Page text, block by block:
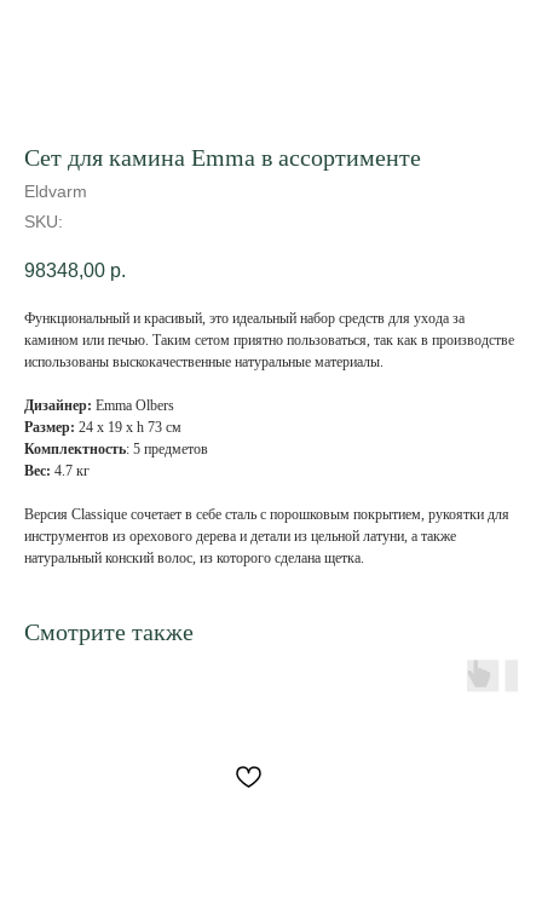
Сет для камина Emma в ассортименте
Eldvarm
SKU:
98348,00 р.
Функциональный и красивый, это идеальный набор средств для ухода за
камином или печью. Таким сетом приятно пользоваться, так как в производстве
использованы выскокачественные натуральные материалы.
Дизайнер: Emma Olbers
Размер: 24 х 19 х h 73 см
Комплектность: 5 предметов
Вес: 4.7 кг
Версия Classique сочетает в себе сталь с порошковым покрытием, рукоятки для
инструментов из орехового дерева и детали из цельной латуни, а также
натуральный конский волос, из которого сделана щетка.
Смотрите также